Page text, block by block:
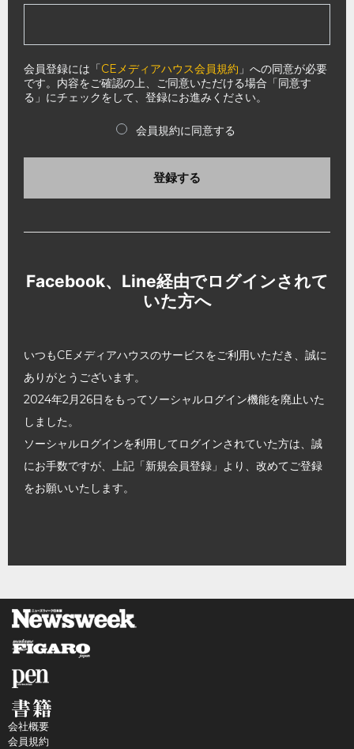
会員登録には「CEメディアハウス会員規約 」への同意が必要
です。内容をご確認の上、ご同意いただける場合「同意す
る」にチェックをして、登録にお進みください。
会員規約に同意する
登録する
Facebook、Line経由でログインされて
いた方へ
いつもCEメディアハウスのサービスをご利用いただき、誠に
ありがとうございます。
2024年2月26日をもってソーシャルログイン機能を廃止いた
しました。
ソーシャルログインを利用してログインされていた方は、誠
にお手数ですが、上記「新規会員登録」より、改めてご登録
をお願いいたします。
会社概要
会員規約